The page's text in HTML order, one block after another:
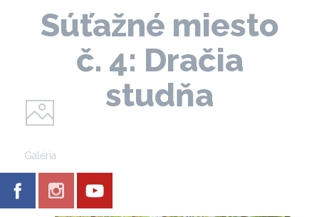
Súťažné miesto
č. 4: Dračia
studňa
Galéria